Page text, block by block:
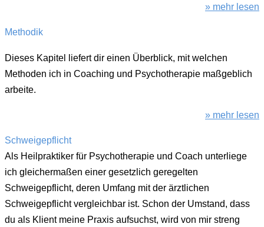
» mehr lesen
Methodik
Dieses Kapitel liefert dir einen Überblick, mit welchen
Methoden ich in Coaching und Psychotherapie maßgeblich
arbeite.
» mehr lesen
Schweigepflicht
Als Heilpraktiker für Psychotherapie und Coach unterliege
ich gleichermaßen einer gesetzlich geregelten
Schweigepflicht, deren Umfang mit der ärztlichen
Schweigepflicht vergleichbar ist. Schon der Umstand, dass
du als Klient meine Praxis aufsuchst, wird von mir streng